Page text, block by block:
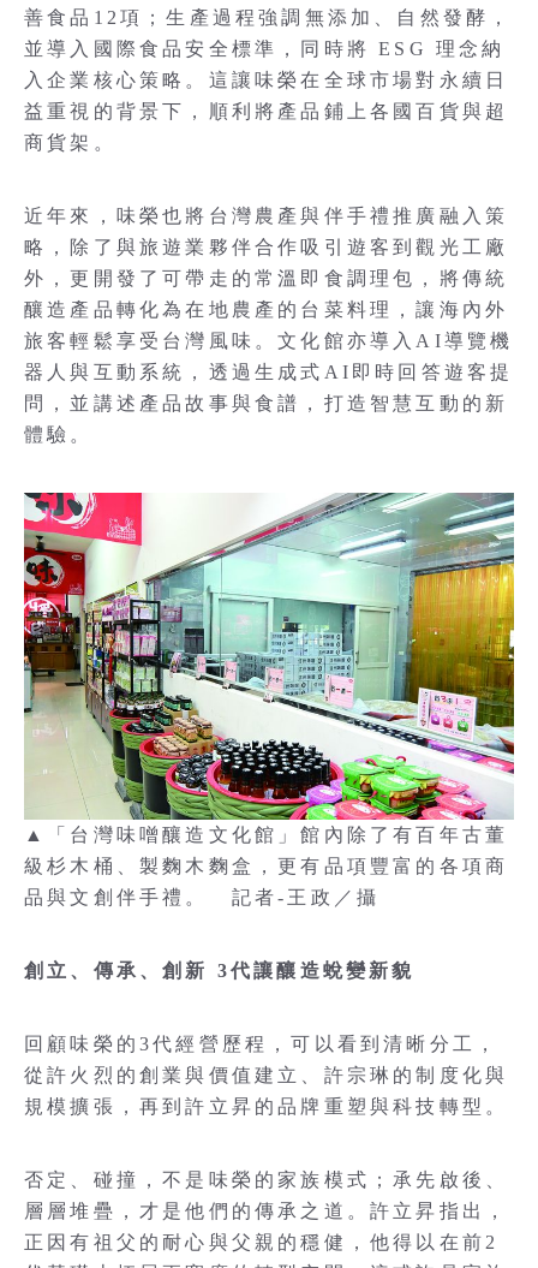
善食品12項；生產過程強調無添加、自然發酵，
並導入國際食品安全標準，同時將 ESG 理念納
入企業核心策略。這讓味榮在全球市場對永續日
益重視的背景下，順利將產品鋪上各國百貨與超
商貨架。
近年來，味榮也將台灣農產與伴手禮推廣融入策
略，除了與旅遊業夥伴合作吸引遊客到觀光工廠
外，更開發了可帶走的常溫即食調理包，將傳統
釀造產品轉化為在地農產的台菜料理，讓海內外
旅客輕鬆享受台灣風味。文化館亦導入AI導覽機
器人與互動系統，透過生成式AI即時回答遊客提
問，並講述產品故事與食譜，打造智慧互動的新
體驗。
▲「台灣味噌釀造文化館」館內除了有百年古董
級杉木桶、製麴木麴盒，更有品項豐富的各項商
品與文創伴手禮。 記者-王政／攝
創立、傳承、創新 3代讓釀造蛻變新貌
回顧味榮的3代經營歷程，可以看到清晰分工，
從許火烈的創業與價值建立、許宗琳的制度化與
規模擴張，再到許立昇的品牌重塑與科技轉型。
否定、碰撞，不是味榮的家族模式；承先啟後、
層層堆疊，才是他們的傳承之道。許立昇指出，
正因有祖父的耐心與父親的穩健，他得以在前2